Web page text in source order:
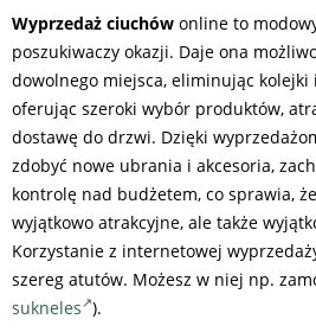
Wyprzedaż ciuchów online to
poszukiwaczy okazji. Daje ona
dowolnego miejsca, eliminując kolejki
oferując szeroki wybór produktów,
dostawę do drzwi. Dzięki
zdobyć nowe ubrania i akcesoria,
kontrolę nad budżetem, co sprawia,
wyjątkowo atrakcyjne, ale także
Korzystanie z internetowej
szereg atutów. Możesz w niej np.
sukneles ).